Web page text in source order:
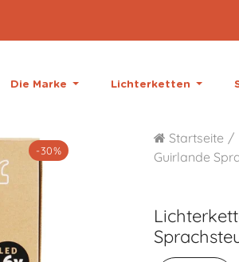
Die Marke Lichterketten
-30%
Startseite
Guirlande